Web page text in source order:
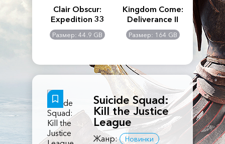
Creed
Clair Obscur:
Expedition 33
Размер: 44.9 GB
Kingdom Come:
Deliverance II
Размер: 164 GB
The
Suicide Squad:
Kill the Justice
League
Жанр:
Новинки